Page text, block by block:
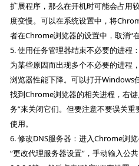
扩展程序，那么在开机时可能会占用
度变慢。可以在系统设置中，将
者在Chrome浏览器的设置中，取消“
5. 使用任务管理器结束不必要的进程
为某些原因而出现多个不必要的进程
浏览器性能下降。可以打开Windows
找到Chrome浏览器的相关进程，右
务”来关闭它们。但要注意不要误关
使用。
6. 修改DNS服务器：进入Chrome浏
“更改代理服务器设置”，手动输入公